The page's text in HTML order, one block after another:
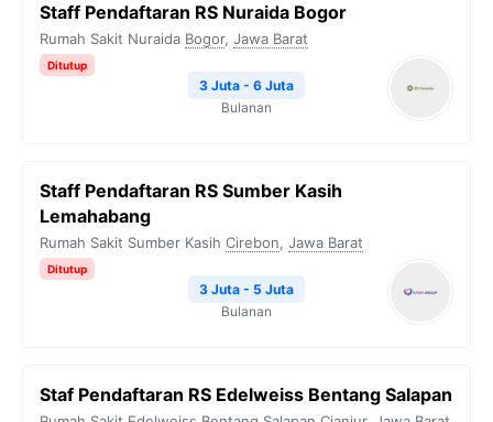
Staff Pendaftaran RS Nuraida Bogor
Rumah Sakit Nuraida Bogor, Jawa Barat
Ditutup
3 Juta - 6 Juta
Bulanan
Staff Pendaftaran RS Sumber Kasih
Lemahabang
Rumah Sakit Sumber Kasih Cirebon, Jawa Barat
Ditutup
3 Juta - 5 Juta
Bulanan
⁠Staf Pendaftaran RS Edelweiss Bentang Salapan